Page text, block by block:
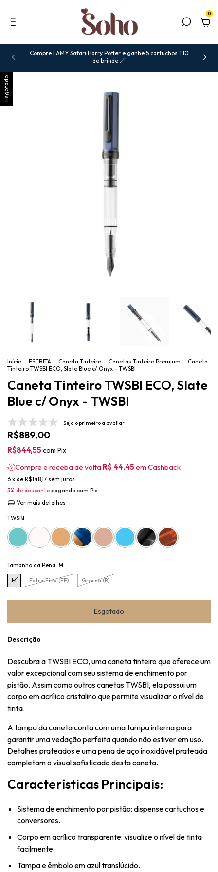
0
Compre LAMY Safari Harry Potter e ganhe 5 cartuchos T10
de brinde 🪄
Esgotado
Início . ESCRITA . Caneta Tinteiro . Canetas Tinteiro Premium . Caneta
Tinteiro TWSBI ECO, Slate Blue c/ Onyx - TWSBI
Caneta Tinteiro TWSBI ECO, Slate
Blue c/ Onyx - TWSBI
Seja o primeiro a avaliar
R$889,00
R$844,55 com Pix
Compre e receba de volta R$ 44,45 em Cashback
6 x de R$148,17 sem juros
5% de desconto pagando com Pix
Ver mais detalhes
TWSBI:
Tamanho da Pena: M
M Extra Fina (EF) Grossa (B)
Descrição
Descubra a TWSBI ECO, uma caneta tinteiro que oferece um
valor excepcional com seu sistema de enchimento por
pistão. Assim como outras canetas TWSBI, ela possui um
corpo em acrílico cristalino que permite visualizar o nível de
tinta.
A tampa da caneta conta com uma tampa interna para
garantir uma vedação perfeita quando não estiver em uso.
Detalhes prateados e uma pena de aço inoxidável prateada
completam o visual sofisticado desta caneta.
Características Principais:
Sistema de enchimento por pistão: dispense cartuchos e
conversores.
Corpo em acrílico transparente: visualize o nível de tinta
facilmente.
Tampa e êmbolo em azul translúcido.